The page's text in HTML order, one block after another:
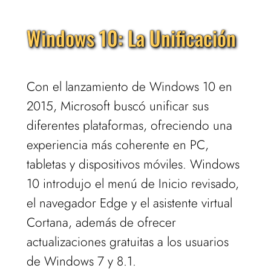
Windows 10: La Unificación
Con el lanzamiento de Windows 10 en
2015, Microsoft buscó unificar sus
diferentes plataformas, ofreciendo una
experiencia más coherente en PC,
tabletas y dispositivos móviles. Windows
10 introdujo el menú de Inicio revisado,
el navegador Edge y el asistente virtual
Cortana, además de ofrecer
actualizaciones gratuitas a los usuarios
de Windows 7 y 8.1.